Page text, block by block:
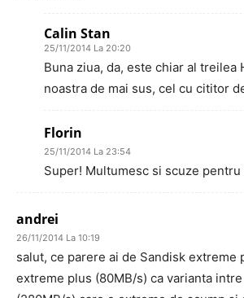
Calin Stan
25/11/2014 La 20:20
Buna ziua, da, este chiar al treilea
noastra de mai sus, cel cu cititor
Florin
25/11/2014 La 23:54
Super! Multumesc si scuze
andrei
26/11/2014 La 10:19
salut, ce parere ai de Sandisk extreme
extreme plus (80MB/s) ca varianta